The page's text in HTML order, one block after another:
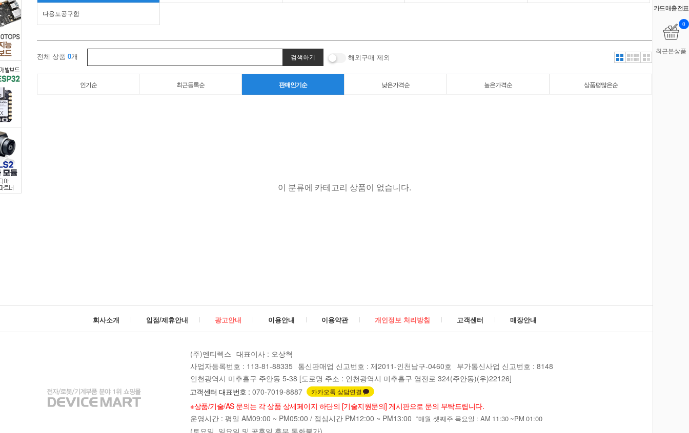
>
작
업
대
>
일
반
작
업
이
스
카드매출전표
최근본상품
0
다용도공구함
전체 상품 0개 해외구매 제외
인기순 최근등록순 판매인기순 낮은가격순 높은가격순 상품평많은순
이 분류에 카테고리 상품이 없습니다.
회사소개 입점/제휴안내 광고안내 이용안내 이용약관 개인정보 처리방침 고객센터 매장안내
(주)엔티렉스 대표이사 : 오상혁
사업자등록번호 : 113-81-88335 통신판매업 신고번호 : 제2011-인천남구-0460호 부가통신사업 신고번호 : 8148
인천광역시 미추홀구 주안동 5-38 [도로명 주소 : 인천광역시 미추홀구 염전로 324(주안동)(우)22126]
고객센터 대표번호 : 070-7019-8887 카카오톡 상담연결
※상품/기술/AS 문의는 각 상품 상세페이지 하단의 [기술지원문의] 게시판으로 문의 부탁드립니다.
운영시간 : 평일 AM09:00 ~ PM05:00 / 점심시간 PM12:00 ~ PM13:00 *매월 셋째주 목요일 : AM 11:30 ~PM 01:00
(토요일, 일요일 및 공휴일 휴무 통화불가)